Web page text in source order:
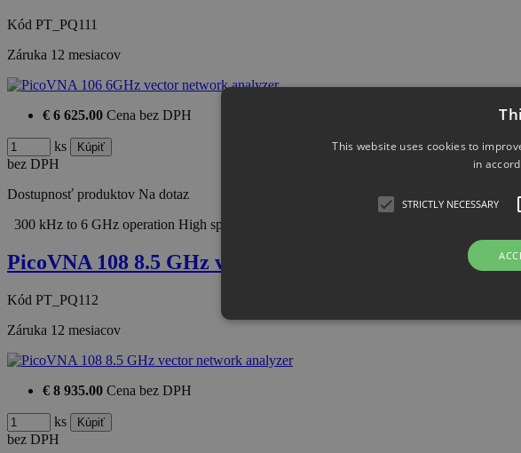
Kód PT_PQ111
Záruka 12 mesiacov
€ 6 625.00 Cena bez DPH
ks
bez DPH
Dostupnosť produktov Na dotaz
300 kHz to 6 GHz operation High speed of > 5000 dual-port s-parameters per second
PicoVNA 108 8.5 GHz vector network analyzer
Kód PT_PQ112
Záruka 12 mesiacov
€ 8 935.00 Cena bez DPH
ks
bez DPH
This website uses cookies to
in
STRICTLY NECESSARY